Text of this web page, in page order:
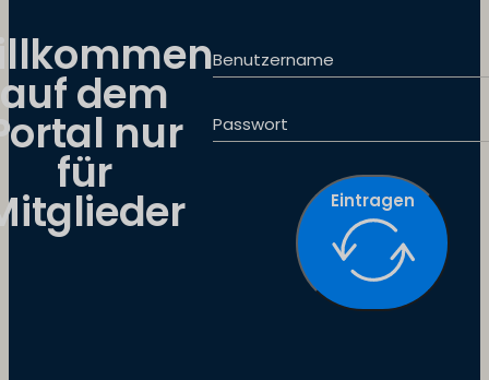
auf dem
nur
für
Benutzername
Passwort
Eintragen